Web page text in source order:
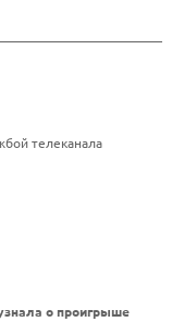
телеканала
о проигрыше